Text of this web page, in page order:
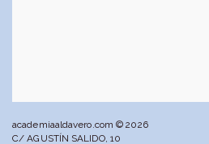
academiaaldavero.com © 2026
C/ AGUSTÍN SALIDO, 10